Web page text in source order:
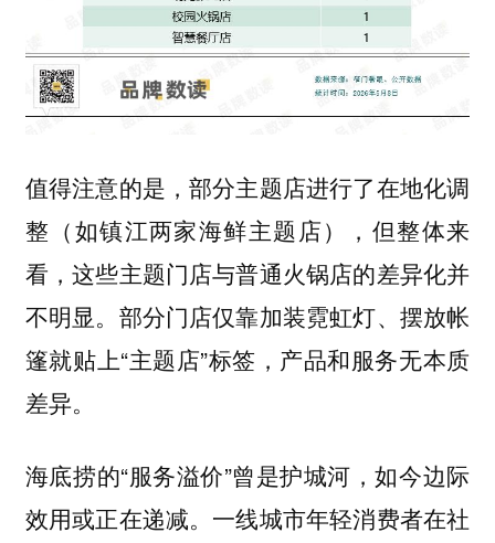
值得注意的是，部分主题店进行了在地化调
整（如镇江两家海鲜主题店），但整体来
看，这些主题门店与普通火锅店的差异化并
不明显。部分门店仅靠加装霓虹灯、摆放帐
篷就贴上“主题店”标签，产品和服务无本质
差异。
海底捞的“服务溢价”曾是护城河，如今边际
效用或正在递减。一线城市年轻消费者在社